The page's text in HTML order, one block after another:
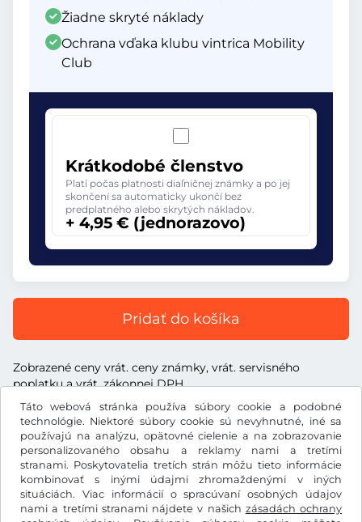
Táto webová stránka používa súbory cookie a podobné
technológie. Niektoré súbory cookie sú nevyhnutné, iné sa
používajú na analýzu, opätovné cielenie a na zobrazovanie
personalizovaného obsahu a reklamy nami a tretími
stranami. Poskytovatelia tretích strán môžu tieto informácie
kombinovať s inými údajmi zhromaždenými v iných
situáciách. Viac informácií o spracúvaní osobných údajov
nami a tretími stranami nájdete v našich zásadách ochrany
Žiadne skryté náklady
Ochrana vďaka klubu vintrica Mobility
Club
Krátkodobé členstvo
Platí počas platnosti diaľničnej známky a po jej
skončení sa automaticky ukončí bez
predplatného alebo skrytých nákladov.
+ 4,95 € (jednorazovo)
Pridať do košíka
Zobrazené ceny vrát. ceny známky, vrát. servisného
poplatku a vrát. zákonnej DPH
€EUR
Facebook Instagram